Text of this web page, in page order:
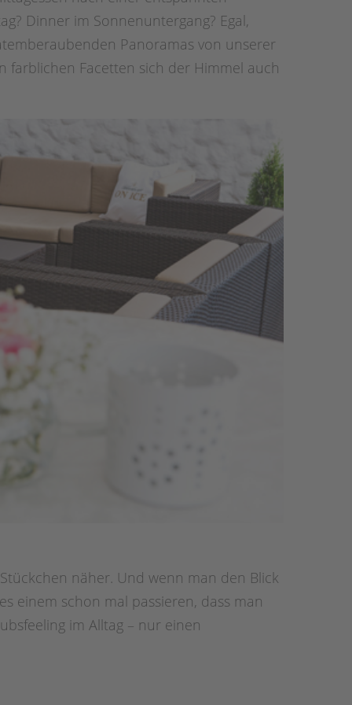
Dinner im Sonnenuntergang? Egal,
Panoramas von unserer
farblichen Facetten sich der Himmel auch
näher. Und wenn man den Blick
einem schon mal passieren, dass man
im Alltag – nur einen